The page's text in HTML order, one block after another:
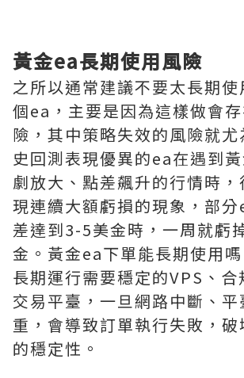
黃金ea長期使用風險
之所以通常建議不要太長期
個ea，主要是因為這樣做會
險，其中策略失效的風險就尤
史回測表現優異的ea在遇到
劇放大、點差飆升的行情時，
現連續大額虧損的現象，部
差達到3-5美金時，一周就虧
金。黃金ea下單能長期使用
長期運行需要穩定的VPS、合
交易平臺，一旦網路中斷、平
重，會導致訂單執行失敗，破
的穩定性。